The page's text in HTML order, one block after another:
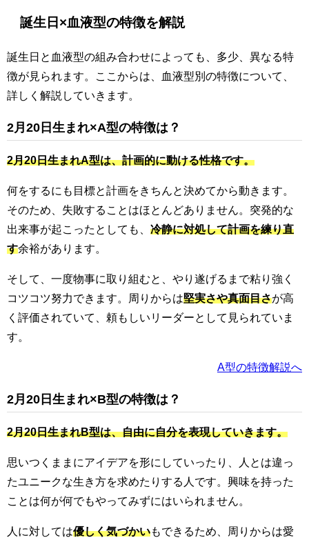
誕生日×血液型の特徴を解説
誕生日と血液型の組み合わせによっても、多少、異なる特
徴が見られます。ここからは、血液型別の特徴について、
詳しく解説していきます。
2月20日生まれ×A型の特徴は？
2月20日生まれA型は、計画的に動ける性格です。
何をするにも目標と計画をきちんと決めてから動きます。
そのため、失敗することはほとんどありません。突発的な
出来事が起こったとしても、 冷静に対処して計画を練り直
す余裕があります。
そして、一度物事に取り組むと、やり遂げるまで粘り強く
コツコツ努力できます。周りからは堅実さや真面目さが高
く評価されていて、頼もしいリーダーとして見られていま
す。
A型の特徴解説へ
2月20日生まれ×B型の特徴は？
2月20日生まれB型は、自由に自分を表現していきます。
思いつくままにアイデアを形にしていったり、人とは違っ
たユニークな生き方を求めたりする人です。興味を持った
ことは何が何でもやってみずにはいられません。
人に対しては優しく気づかいもできるため、周りからは愛